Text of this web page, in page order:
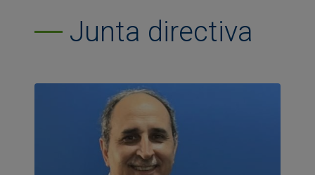
Junta directiva